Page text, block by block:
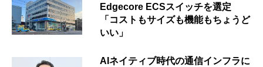
Edgecore ECSスイッチを選定
「コストもサイズも機能もちょうど
いい」
AIネイティブ時代の通信インフラに